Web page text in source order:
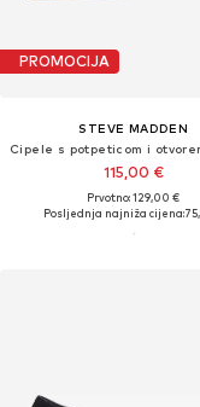
PROMOCIJA
STEVE MADDEN
115,00 €
Prvotno: 129,00 €
Posljednja najniža cijena: